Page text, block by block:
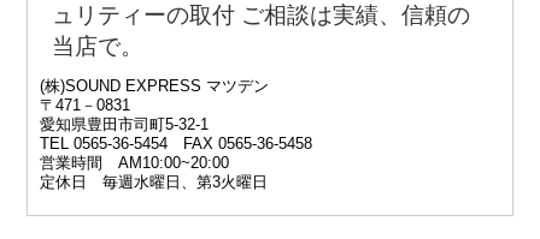
ュリティーの取付 ご相談は実績、信頼の
当店で。
(株)SOUND EXPRESS マツデン
〒471－0831
愛知県豊田市司町5‐32‐1
TEL 0565‐36‐5454 FAX 0565-36-5458
営業時間 AM10:00~20:00
定休日 毎週水曜日、第3火曜日